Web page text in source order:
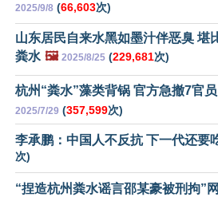
2025/9/8 (66,603次)
山东居民自来水黑如墨汁伴恶臭 堪
粪水 🖼️ 2025/8/25 (229,681次)
杭州“粪水”藻类背锅 官方急撤7官员
2025/7/29 (357,599次)
李承鹏：中国人不反抗 下一代还要
次)
“捏造杭州粪水谣言邵某豪被刑拘”